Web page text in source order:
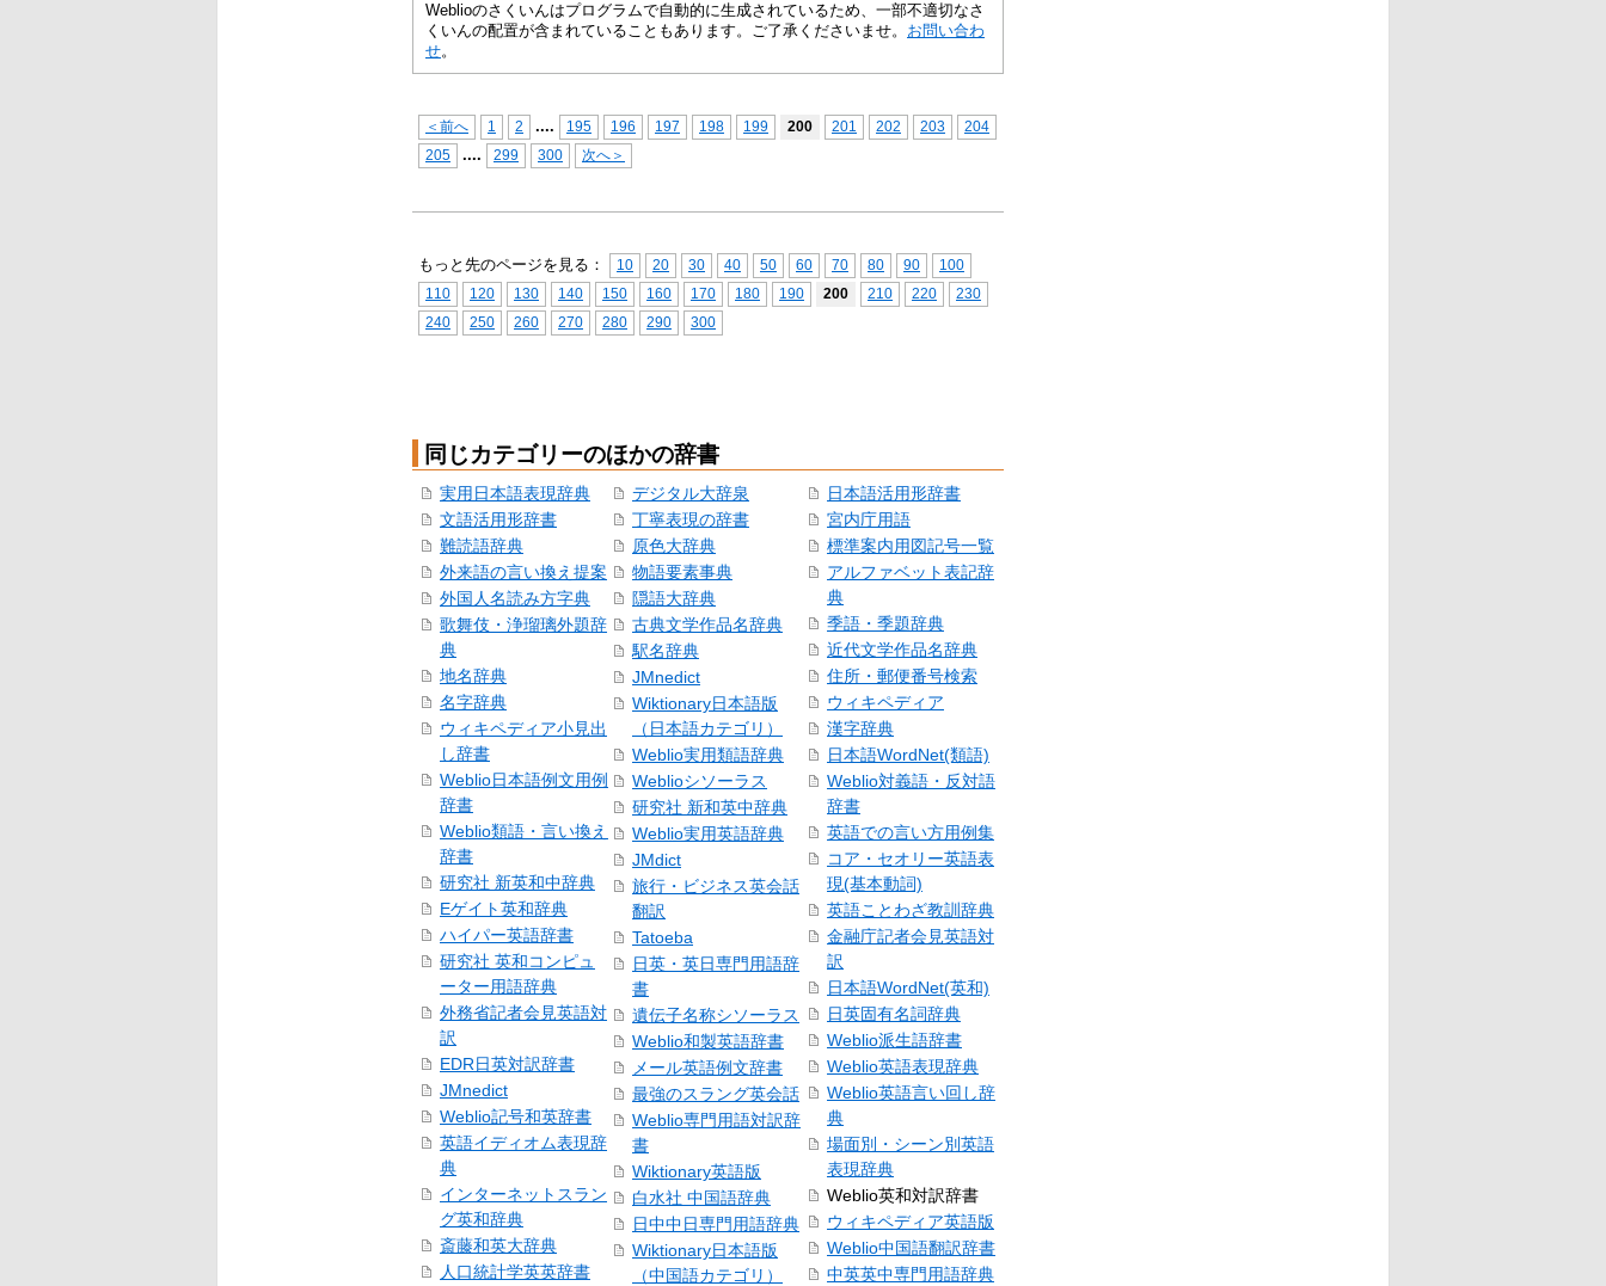
Weblioのさくいんはプログラムで自動的に生成されているため、一部不適切なさ
くいんの配置が含まれていることもあります。ご了承くださいませ。 お問い合わ
せ。
＜前へ 1 2 .... 195 196 197 198 199 200 201 202 203
204
205
.... 299 300 次へ＞
もっと先のページを見る： 10 20 30 40 50 60 70 80 90
100
110
120 130 140 150 160 170 180 190 200 210 220
230
240
250 260 270 280 290 300
同じカテゴリーのほかの辞書
実用日本語表現辞典
文語活用形辞書
難読語辞典
外来語の言い換え提案
外国人名読み方字典
歌舞伎・浄瑠璃外題辞
典
地名辞典
名字辞典
ウィキペディア小見出
し辞書
Weblio日本語例文用例
辞書
Weblio類語・言い換え
辞書
研究社 新英和中辞典
Eゲイト英和辞典
ハイパー英語辞書
研究社 英和コンピュ
ーター用語辞典
外務省記者会見英語対
訳
EDR日英対訳辞書
JMnedict
Weblio記号和英辞書
英語イディオム表現辞
典
インターネットスラン
グ英和辞典
斎藤和英大辞典
人口統計学英英辞書
デジタル大辞泉
丁寧表現の辞書
原色大辞典
物語要素事典
隠語大辞典
古典文学作品名辞典
駅名辞典
JMnedict
Wiktionary日本語版
（日本語カテゴリ）
Weblio実用類語辞典
Weblioシソーラス
研究社 新和英中辞典
Weblio実用英語辞典
JMdict
旅行・ビジネス英会話
翻訳
Tatoeba
日英・英日専門用語辞
書
遺伝子名称シソーラス
Weblio和製英語辞書
メール英語例文辞書
最強のスラング英会話
Weblio専門用語対訳辞
書
Wiktionary英語版
白水社 中国語辞典
日中中日専門用語辞典
Wiktionary日本語版
（中国語カテゴリ）
日本語活用形辞書
宮内庁用語
標準案内用図記号一覧
アルファベット表記辞
典
季語・季題辞典
近代文学作品名辞典
住所・郵便番号検索
ウィキペディア
漢字辞典
日本語WordNet(類語)
Weblio対義語・反対語
辞書
英語での言い方用例集
コア・セオリー英語表
現(基本動詞)
英語ことわざ教訓辞典
金融庁記者会見英語対
訳
日本語WordNet(英和)
日英固有名詞辞典
Weblio派生語辞書
Weblio英語表現辞典
Weblio英語言い回し辞
典
場面別・シーン別英語
表現辞典
Weblio英和対訳辞書
ウィキペディア英語版
Weblio中国語翻訳辞書
中英英中専門用語辞典